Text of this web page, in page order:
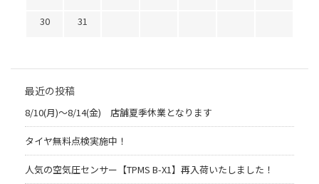
30
31
最近の投稿
8/10(月)～8/14(金) 店舗夏季休業となります
タイヤ無料点検実施中！
人気の空気圧センサー【TPMS B-X1】再入荷いたしました！